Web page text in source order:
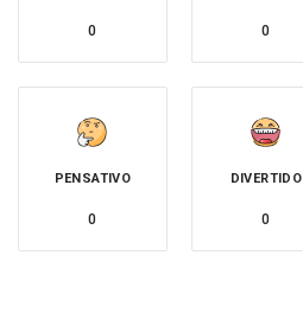
0 0
PENSATIVO
0
DIVERTIDO
0